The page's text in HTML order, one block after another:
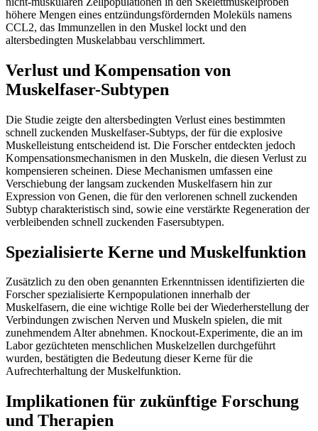
höhere Mengen eines entzündungsfördernden Moleküls namens
CCL2, das Immunzellen in den Muskel lockt und den
altersbedingten Muskelabbau verschlimmert.
Verlust und Kompensation von
Muskelfaser-Subtypen
Die Studie zeigte den altersbedingten Verlust eines bestimmten
schnell zuckenden Muskelfaser-Subtyps, der für die explosive
Muskelleistung entscheidend ist. Die Forscher entdeckten jedoch
Kompensationsmechanismen in den Muskeln, die diesen Verlust zu
kompensieren scheinen. Diese Mechanismen umfassen eine
Verschiebung der langsam zuckenden Muskelfasern hin zur
Expression von Genen, die für den verlorenen schnell zuckenden
Subtyp charakteristisch sind, sowie eine verstärkte Regeneration der
verbleibenden schnell zuckenden Fasersubtypen.
Spezialisierte Kerne und Muskelfunktion
Zusätzlich zu den oben genannten Erkenntnissen identifizierten die
Forscher spezialisierte Kernpopulationen innerhalb der
Muskelfasern, die eine wichtige Rolle bei der Wiederherstellung der
Verbindungen zwischen Nerven und Muskeln spielen, die mit
zunehmendem Alter abnehmen. Knockout-Experimente, die an im
Labor gezüchteten menschlichen Muskelzellen durchgeführt
wurden, bestätigten die Bedeutung dieser Kerne für die
Aufrechterhaltung der Muskelfunktion.
Implikationen für zukünftige Forschung
und Therapien